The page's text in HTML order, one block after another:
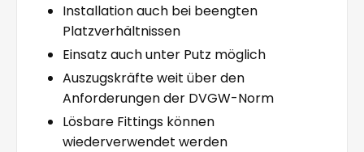
Installation auch bei beengten
Platzverhältnissen
Einsatz auch unter Putz möglich
Auszugskräfte weit über den
Anforderungen der DVGW-Norm
Lösbare Fittings können
wiederverwendet werden